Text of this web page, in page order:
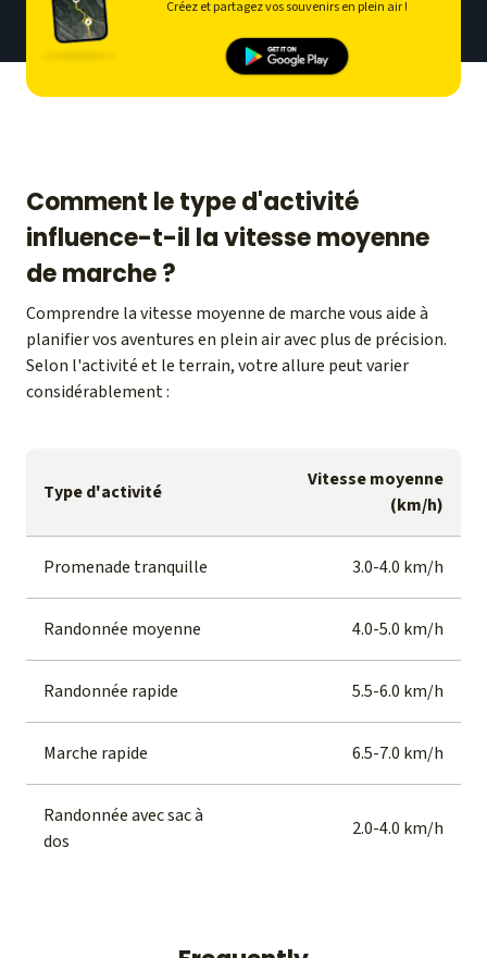
Créez et partagez vos souvenirs en plein air !
Comment le type d'activité
influence-t-il la vitesse moyenne
de marche ?
Comprendre la vitesse moyenne de marche vous aide à
planifier vos aventures en plein air avec plus de précision.
Selon l'activité et le terrain, votre allure peut varier
considérablement :
Type d'activité
Vitesse moyenne
(km/h)
Promenade tranquille 3.0-4.0 km/h
Randonnée moyenne 4.0-5.0 km/h
Randonnée rapide 5.5-6.0 km/h
Marche rapide 6.5-7.0 km/h
Randonnée avec sac à
dos
2.0-4.0 km/h